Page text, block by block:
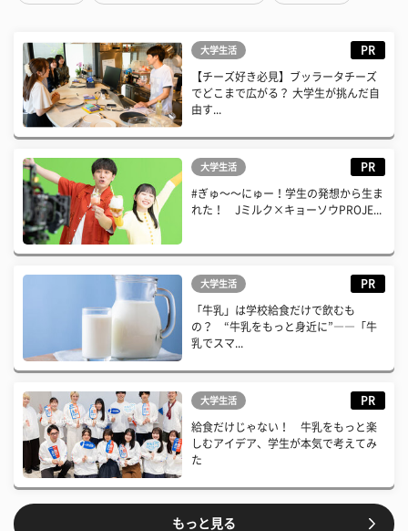
大学生活 PR
【チーズ好き必見】ブッラータチーズ
でどこまで広がる？ 大学生が挑んだ自
由す...
大学生活 PR
#ぎゅ〜〜にゅー！学生の発想から生ま
れた！ Jミルク×キョーソウPROJE...
大学生活 PR
「牛乳」は学校給食だけで飲むも
の？ “牛乳をもっと身近に”――「牛
乳でスマ...
大学生活 PR
給食だけじゃない！ 牛乳をもっと楽
しむアイデア、学生が本気で考えてみ
た
もっと見る